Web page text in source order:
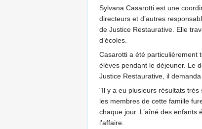
Sylvana Casarotti est une
directeurs et d’autres
de Justice Restaurative. Elle
d’écoles.
Casarotti a été particulièrement
élèves pendant le déjeuner. Le
Justice Restaurative, il
"Il y a eu plusieurs résultats
les membres de cette famille
chaque jour. L’aîné des
l’affaire.